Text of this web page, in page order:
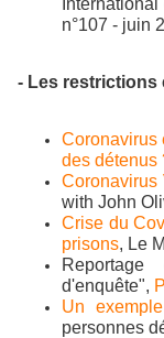
n°107 - juin
- Les restrictions
Coronavirus
des détenus
Coronavirus
with John
Crise du
prisons, Le
d'enquête",
Un
personnes